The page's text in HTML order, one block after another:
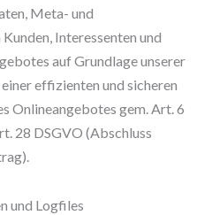
Meta- und
Interessenten und
auf Grundlage unserer
effizienten und sicheren
Onlineangebotes gem. Art. 6
28 DSGVO (Abschluss
und Logfiles